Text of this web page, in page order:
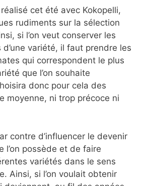
cet été avec Kokopelli,
rudiments sur la sélection
si l’on veut conserver les
variété, il faut prendre les
qui correspondent le plus
que l’on souhaite
donc pour cela des
moyenne, ni trop précoce ni
contre d’influencer le devenir
l’on possède et de faire
variétés dans le sens
Ainsi, si l’on voulait obtenir